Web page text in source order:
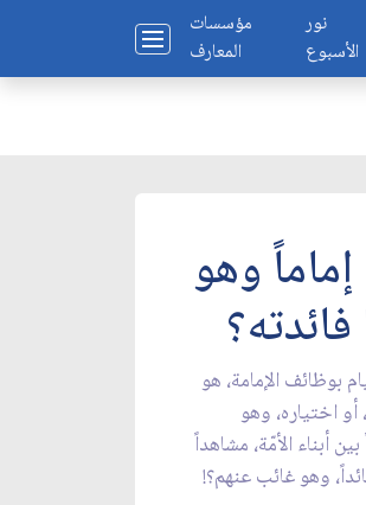
مؤسسات
المعارف
نور
الأسبوع
وهو
بوظائف الإمامة، هو
اختياره، وهو
أبناء الأمّة، مشاهداً
وهو غائب عنهم؟!